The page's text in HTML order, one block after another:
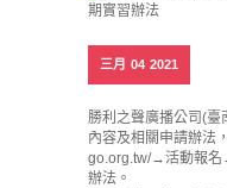
三月 04 2021
勝利之聲廣播公司(臺
內容及相關申請辦法
go.org.tw/→活動報名
辦法。